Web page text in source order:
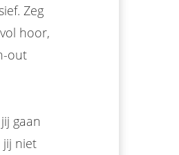
Zeg
hoor,
out
gaan
jij niet